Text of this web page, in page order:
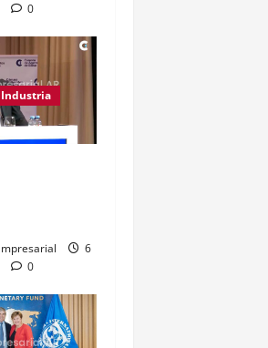
0
Industria
6
0